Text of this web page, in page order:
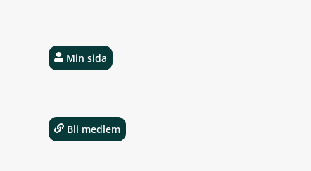
Min sida
Bli medlem